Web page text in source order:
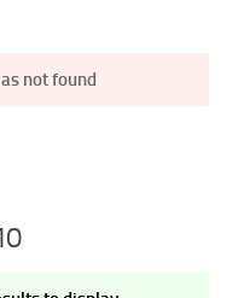
not found